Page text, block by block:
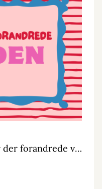
Ved kreabordet: Kvinder der forandrede verden